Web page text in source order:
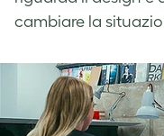
cambiare la